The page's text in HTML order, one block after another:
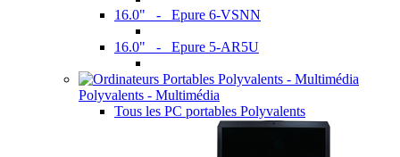
16.0" - Epure 6-VSNN
16.0" - Epure 5-AR5U
Polyvalents - Multimédia
Tous les PC portables Polyvalents